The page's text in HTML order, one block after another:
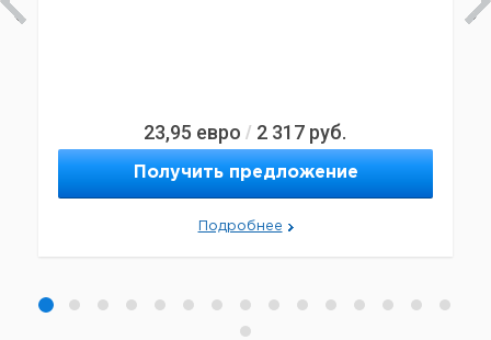
23,95 евро / 2 317 руб.
Получить предложение
Подробнее